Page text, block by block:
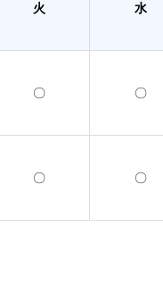
火 水
〇 〇
〇 〇